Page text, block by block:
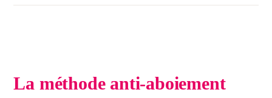
La méthode anti-aboiement